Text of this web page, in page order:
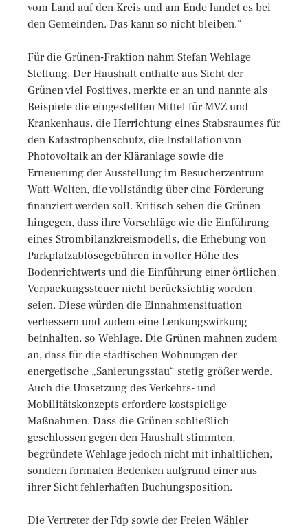
vom Land auf den Kreis und am Ende landet es bei
den Gemeinden. Das kann so nicht bleiben.“
Für die Grünen-Fraktion nahm Stefan Wehlage
Stellung. Der Haushalt enthalte aus Sicht der
Grünen viel Positives, merkte er an und nannte als
Beispiele die eingestellten Mittel für MVZ und
Krankenhaus, die Herrichtung eines Stabsraumes für
den Katastrophenschutz, die Installation von
Photovoltaik an der Kläranlage sowie die
Erneuerung der Ausstellung im Besucherzentrum
Watt-Welten, die vollständig über eine Förderung
finanziert werden soll. Kritisch sehen die Grünen
hingegen, dass ihre Vorschläge wie die Einführung
eines Strombilanzkreismodells, die Erhebung von
Parkplatzablösegebühren in voller Höhe des
Bodenrichtwerts und die Einführung einer örtlichen
Verpackungssteuer nicht berücksichtig worden
seien. Diese würden die Einnahmensituation
verbessern und zudem eine Lenkungswirkung
beinhalten, so Wehlage. Die Grünen mahnen zudem
an, dass für die städtischen Wohnungen der
energetische „Sanierungsstau“ stetig größer werde.
Auch die Umsetzung des Verkehrs- und
Mobilitätskonzepts erfordere kostspielige
Maßnahmen. Dass die Grünen schließlich
geschlossen gegen den Haushalt stimmten,
begründete Wehlage jedoch nicht mit inhaltlichen,
sondern formalen Bedenken aufgrund einer aus
ihrer Sicht fehlerhaften Buchungsposition.
Die Vertreter der Fdp sowie der Freien Wähler